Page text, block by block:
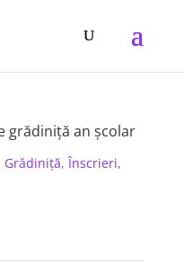
grădiniță an școlar
Grădiniță, Înscrieri,